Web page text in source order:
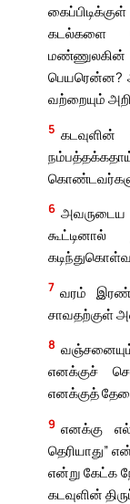
கடல்களை
பெயரென்ன?
வற்றையும்
5
6
7 வரம்
சாவதற்குள்
8
எனக்குச்
எனக்குத்
9 எனக்கு
தெரியாது”
என்று கேட்க
கடவுளின்